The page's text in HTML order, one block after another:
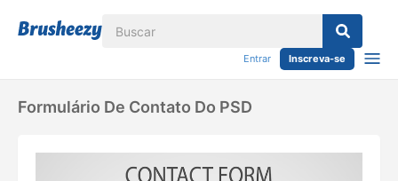
Entrar Inscreva-se
Formulário De Contato Do PSD